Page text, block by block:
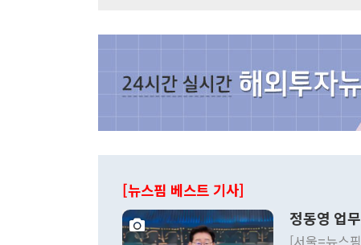
[뉴스핌 베스트 기사]
정동영 업